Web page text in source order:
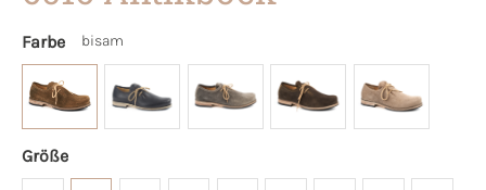
Farbe bisam
Größe